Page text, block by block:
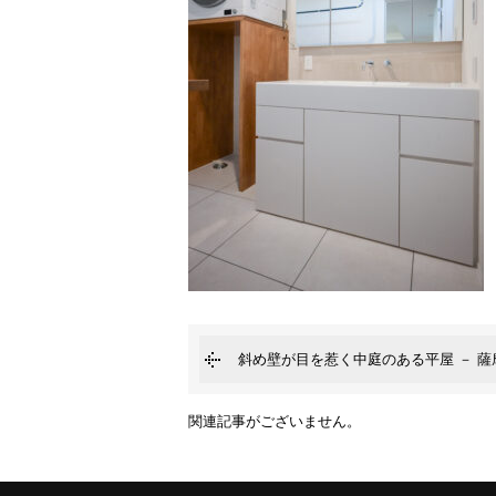
斜め壁が目を惹く中庭のある平屋 － 薩
関連記事がございません。